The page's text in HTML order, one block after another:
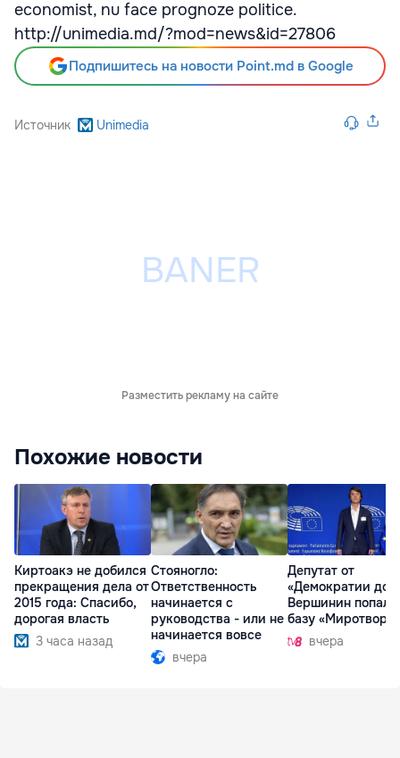
economist, nu face prognoze politice.
http://unimedia.md/?mod=news&id=27806
Подпишитесь на новости Point.md в Google
Источник Unimedia
Разместить рекламу на сайте
Похожие новости
Киртоакэ не добился
прекращения дела от
2015 года: Спасибо,
дорогая власть
3 часа назад
Стояногло:
Ответственность
начинается с
руководства - или не
начинается вовсе
вчера
Депутат от
«Демократии
Вершинин попал в
базу
вчера